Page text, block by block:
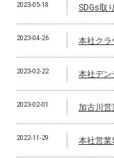
2023-05-18 SDGs取
2023-04-26 本社クラ
2023-02-22 本社デン
2023-02-01 加古川営
2022-11-29 本社営業